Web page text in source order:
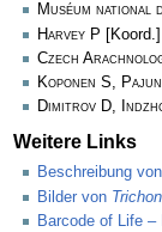
Muséum
Harvey P
Czech
Koponen S,
Dimitrov D,
Weitere Links
Beschreibung von
Bilder von
Barcode of Life –